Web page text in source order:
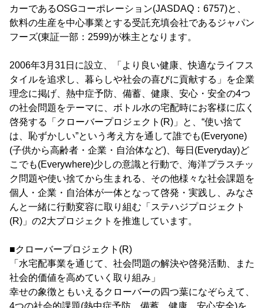
カーであるOSGコーポレーション(JASDAQ：6757)と、
飲料の生産を中心事業とする受託充填会社であるジャパン
フーズ(東証一部：2599)が株主となります。
2006年3月31日に設立、「より良い健康、快適なライフス
タイルを追求し、暮らしや社会の喜びに貢献する」を企業
理念に掲げ、熱中症予防、備蓄、健康、安心・安全の4つ
の社会問題をテーマに、ボトル水の宅配時にお客様に広く
啓発する「クローバープロジェクト(R)」と、“使い捨て
は、恥ずかしい”という考え方を通して誰でも(Everyone)
(子供から高齢者・企業・自治体など)、毎日(Everyday)ど
こでも(Everywhere)少しの意識と行動で、海洋プラスチッ
ク問題や使い捨てから生まれる、その他様々な社会課題を
個人・企業・自治体が一体となって啓発・実践し、みなさ
んと一緒に行動変容に取り組む「ステハジプロジェクト
(R)」の2大プロジェクトを推進しています。
■クローバープロジェクト(R)
「水宅配事業を通じて、社会問題の解決や啓発活動、また
社会的価値を高めていく取り組み」
幸せの象徴ともいえるクローバーの四つ葉になぞらえて、
4つの社会的課題(熱中症予防、備蓄、健康、安心安全)を